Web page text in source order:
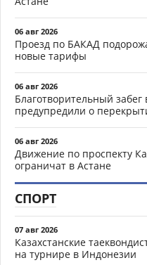
06 авг 2026
Проезд по БАКАД
новые тарифы
06 авг 2026
Благотворительный забег
предупредили о
06 авг 2026
Движение по проспекту
ограничат в Астане
СПОРТ
07 авг 2026
Казахстанские
на турнире в Индонезии